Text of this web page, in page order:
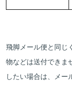
飛脚メール便と同じ
物などは送付できま
したい場合は、メー